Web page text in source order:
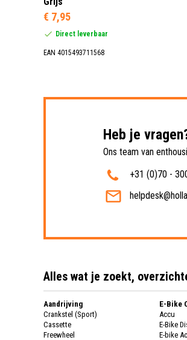
€ 7,95
Direct leverbaar
EAN 4015493711568
Heb je
Ons team van
+31 (0)70 -
Alles wat je zoekt,
Aandrijving
Crankstel (Sport)
Cassette
Freewheel
E-Bike
Accu
E-Bike
E-bike